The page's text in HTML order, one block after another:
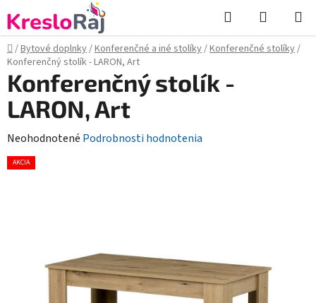
na
obsah
Hľadať
KOŠÍK
Domov
/Bytové doplnky/Konferenčné a iné stolíky/Konferenčné stolíky/
Konferenčný stolík - LARON, Art
Konferenčný stolík -
LARON, Art
Priemerné
hodnotenie
hviezdičiek.
Neohodnotené Podrobnosti hodnotenia
AKCIA